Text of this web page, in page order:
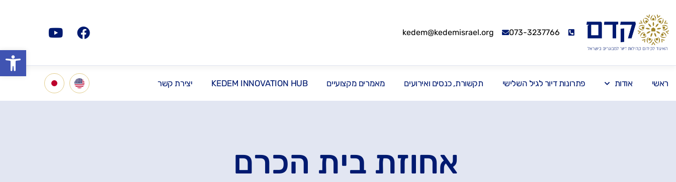
פתח
073-3237766
kedem@kedemisrael.org
ראשי אודות פתרונות דיור לגיל השלישי תקשורת, כנסים ואירועים מאמרים מקצועיים KEDEM INNOVATION HUB יצירת קשר
אחוזת בית הכרם